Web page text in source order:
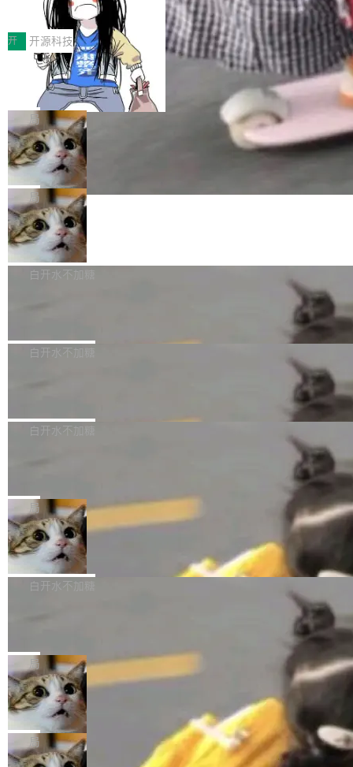
得住、用得稳、省得下、更安全！ 一、从现在开
始，Token使用一目...
q2Seq 和 DocAI 的共同发明人）以及 Oriol Vin
yals（Gemini 联合负责人，AlphaSta...
中文驱动的数字员工，自主理解需求、规划步
骤、编写代码。不挑模型、不挑平台，curl 一行
装完即用。 开源地址：Gitee · GitCode · GitHu
b 安装 支持 Java 8+（8~26）、macOS / Linu
x / Windows / Harmony PC。 # macOS / Linu
x / Harmony PC curl -fsSL https://solon.noea
r.org/solon...
价值潜能：华为云码道（CodeArts）
代码仓技术解析
一、代码仓深度理解技术的作用与价值 在软件工
程实践中，代码仓是企业核心知识资产的主要载
体。企业级代码仓库通常包含数十万乃至数百万
个文件，其规模远超单次模型调用可承载的上下
文窗口。随着项目规模的持续扩张与代码历史的
不断累积，代码仓中的模块关系、接口契约、业
务逻辑等关键信息往往分散于数十乃至数百个文
件之中，形成高度复杂的知识关联网络。传统的
代码检索手段（如关键词匹配、目录遍历）仅能
在语法层面完成文本定位，难以触及代码的语义
内涵与结构关联，导致开发者使用代码智能体在
理解大规模代码仓时面临显著"代码仓理解"瓶
颈。 代码仓深度理解服务（以下简称" CodeBas
e深度理解服务"）是华为云码道（CodeA...
开 开源科技
一条“删库”命令跑 17 小时，算法工程
师删光 89TB 数据只为干私活
最高人民检察院8月4日公布了一起案件：北京一
名90后算法工程师王某，为了给自己接的私活腾
服务器空间，删光了公司AI游戏部门的全部核心
数据。 王某2024年1月入职东城区某科技公司AI
短剧部门，有互联网大厂背景。在公司内部架构
调整期间，部门三次通知全员将数据从A集群迁
移到B集群，王某都回复了"收到"。 他没有迁移
数据。2024年9月3日下午4点，他使用此前登录
的账号密码进入A集群，输入了一条被程序员圈
称为"删库跑路"的命令——最高管理员权限、无
自研的多个文生3D和...
局
Cloudflare 分享推理优化实践：KV ca
che 量化 + 权重压缩，吞吐量提升 4
1%，成本降 30%
Kimi 和 GLM 是当前最强的大模型系列之一，但
它们有一个共同的问题：太吃显存了。月之暗面
的 Kimi K 系列和智谱的 GLM 都是长上下文、M
oE 架构的大模型，好用到让人上瘾，但 GPU 显
存永远不够用。 Cloudflare 的 Workers AI 团队
一直在跑这些模型的推理。他们在官方博客上发
整性保护。效果是：吞吐量提升 41%，每 token
局
腾讯混元 Hy ASR3.0preview 发布
腾讯混元正式推出新一代语音识别模型 Hy ASR
3.0preview。基于最新一代大语言模型 Hy3 的
让语音识别不再只是听清，而是真正听懂。通过
w 不要求标准普通话，方言识别覆盖粤语、吴语
白开水不加糖
新和少量网页兼容性修复版本。 Changes/fixe
容提供的字体时出现的几个问题 为避免音频加
质的最低采样率）的音频格式将被拒绝 修复了 C
SS 圆角虚线样式中可能存在的问题 如果表单中
的图像元素不在同一个子树中，则它们将不再关
联 加...
白开水不加糖
发布的 Release Notes，他利用 AI 工具（如 Co
最强的若干项。对于尚未正式发版的 PG 19，则
通过拉取过去一年内（从 PG 18 Beta1 时间点
至今）的所有 commit，同样交由 AI 分析提炼。
经过人工复核，准确度令人满意。这一方法也为
社区爱好者提供了高效跟踪新版本的思路。
白开水不加糖
维护工作一直与我的日常工作、家务、社交生活
和休闲娱乐竞争时间。" 这是 libexpat 维护者 S
ebastian Pipping 写在博客里的话。8 月 4 日，
他宣布了一个新消息：从 2026 年 8 月 1 日起，
他可以全职维护 libexpat 了，最长 6 个月。发
库之一。你的操作系统、浏览器、无数的基础设
施软件，很可能都在用它。而过去十年，维护它
的人一直在用业余...
局
Firefox 153.0.3 发布
Firefox 153.0.3 现已发布，具体更新内容如
下： New Smart Window 包含多项增强功能：
gi?id=2019042">Bug&nbsp;2019042</a>）</l
i> <li>现在，助手可以直接使用 Exa 的网络搜索
结果回答问题，而无需将问题转交给搜索引擎。
（<a href="https://bugzilla.mozilla.org/show_
bug.cgi?id=204...
白开水不加糖
的 npm 包。项目的核心论点是：容器不适合 Ag
ent 计算。真正适合的，是 Isolate。 Cloudflare
工程师在这件事上没什么可谦虚的——他们用 W
orkers 跑了十年 Isolate。用 CEO Matthew Pri
nce 的话说：「我们一生都在用 Isolate 运行代
码，而 AI Agent 不需要容器，它们需要的是 Iso
局
OpenAI 公开邮件和聊天记录回应苹果
诉讼，称“Apple is getting this wron
g”
上个月，苹果一纸诉状把 OpenAI 告上法庭，指
控其挖角苹果前员工并窃取商业秘密。苹果的诉
状把 OpenAI 描述成一个系统性地从前东家挖
局